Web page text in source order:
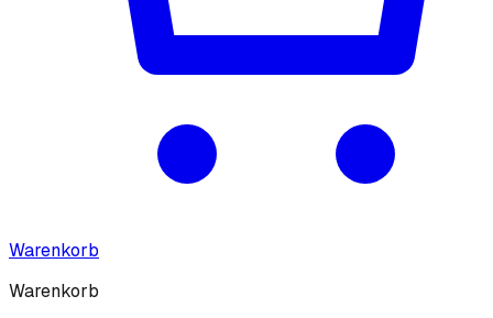
Warenkorb
Warenkorb